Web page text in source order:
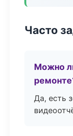
Часто
Можно
Да, есть